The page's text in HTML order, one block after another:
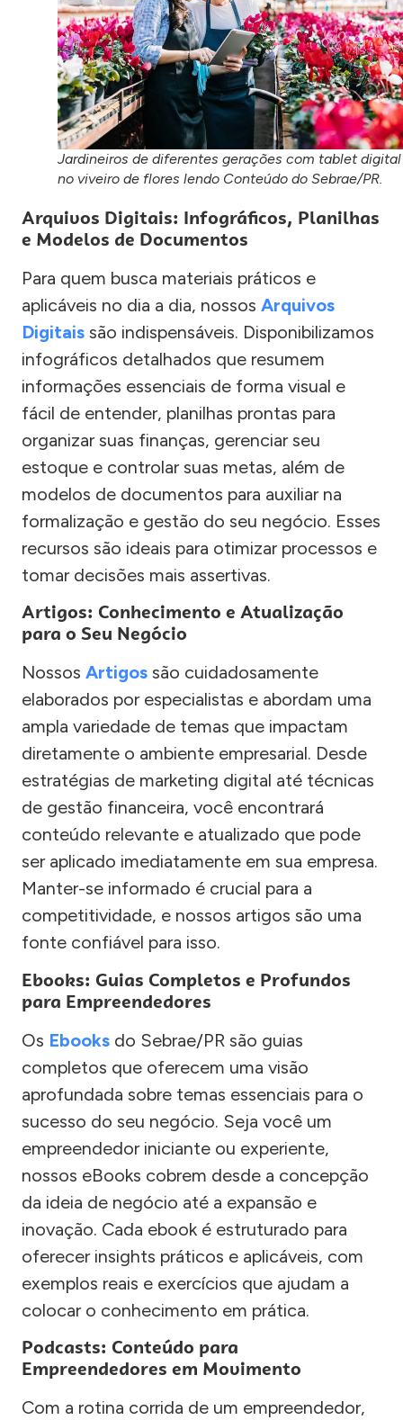
Jardineiros de diferentes gerações com tablet digital
no viveiro de flores lendo Conteúdo do Sebrae/PR.
Arquivos Digitais: Infográficos, Planilhas
e Modelos de Documentos
Para quem busca materiais práticos e
aplicáveis no dia a dia, nossos Arquivos
Digitais são indispensáveis. Disponibilizamos
infográficos detalhados que resumem
informações essenciais de forma visual e
fácil de entender, planilhas prontas para
organizar suas finanças, gerenciar seu
estoque e controlar suas metas, além de
modelos de documentos para auxiliar na
formalização e gestão do seu negócio. Esses
recursos são ideais para otimizar processos e
tomar decisões mais assertivas.
Artigos: Conhecimento e Atualização
para o Seu Negócio
Nossos Artigos são cuidadosamente
elaborados por especialistas e abordam uma
ampla variedade de temas que impactam
diretamente o ambiente empresarial. Desde
estratégias de marketing digital até técnicas
de gestão financeira, você encontrará
conteúdo relevante e atualizado que pode
ser aplicado imediatamente em sua empresa.
Manter-se informado é crucial para a
competitividade, e nossos artigos são uma
fonte confiável para isso.
Ebooks: Guias Completos e Profundos
para Empreendedores
Os Ebooks do Sebrae/PR são guias
completos que oferecem uma visão
aprofundada sobre temas essenciais para o
sucesso do seu negócio. Seja você um
empreendedor iniciante ou experiente,
nossos eBooks cobrem desde a concepção
da ideia de negócio até a expansão e
inovação. Cada ebook é estruturado para
oferecer insights práticos e aplicáveis, com
exemplos reais e exercícios que ajudam a
colocar o conhecimento em prática.
Podcasts: Conteúdo para
Empreendedores em Movimento
Com a rotina corrida de um empreendedor,